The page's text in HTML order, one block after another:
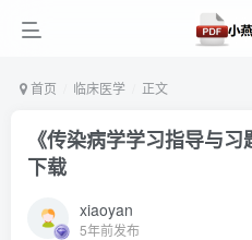
首页 临床医学 正文
《传染病学学习指导与
下载
xiaoyan
5年前发布